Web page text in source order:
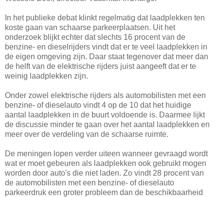
In het publieke debat klinkt regelmatig dat laadplekken ten
koste gaan van schaarse parkeerplaatsen. Uit het
onderzoek blijkt echter dat slechts 16 procent van de
benzine- en dieselrijders vindt dat er te veel laadplekken in
de eigen omgeving zijn. Daar staat tegenover dat meer dan
de helft van de elektrische rijders juist aangeeft dat er te
weinig laadplekken zijn.
Onder zowel elektrische rijders als automobilisten met een
benzine- of dieselauto vindt 4 op de 10 dat het huidige
aantal laadplekken in de buurt voldoende is. Daarmee lijkt
de discussie minder te gaan over het aantal laadplekken en
meer over de verdeling van de schaarse ruimte.
De meningen lopen verder uiteen wanneer gevraagd wordt
wat er moet gebeuren als laadplekken ook gebruikt mogen
worden door auto's die niet laden. Zo vindt 28 procent van
de automobilisten met een benzine- of dieselauto
parkeerdruk een groter probleem dan de beschikbaarheid